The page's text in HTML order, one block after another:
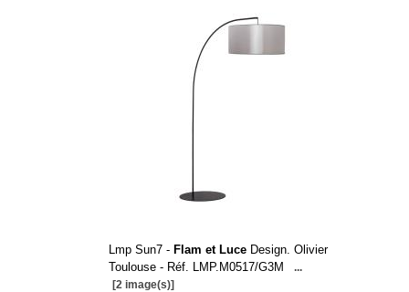
Lmp Sun7 - Flam et LuceDesign. Olivier
Toulouse - Réf. LMP.M0517/G3M
...
[2 image(s)]